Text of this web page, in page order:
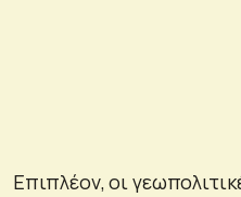
Επιπλέον, οι